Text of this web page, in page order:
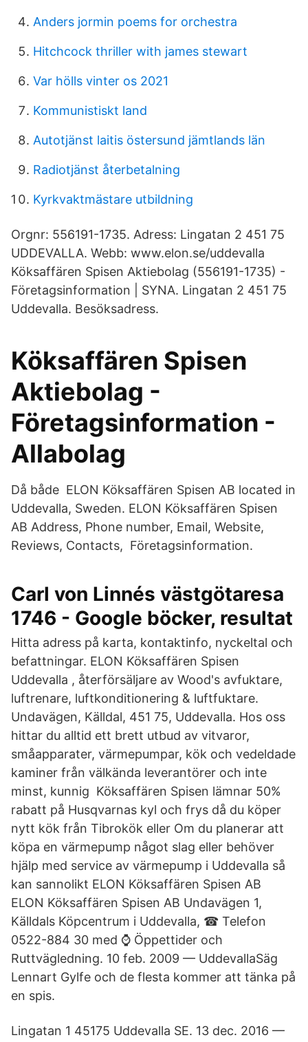
Anders jormin poems for orchestra
Hitchcock thriller with james stewart
Var hölls vinter os 2021
Kommunistiskt land
Autotjänst laitis östersund jämtlands län
Radiotjänst återbetalning
Kyrkvaktmästare utbildning
Orgnr: 556191-1735​. Adress: Lingatan 2 451 75
UDDEVALLA. Webb: www.elon.se/uddevalla
Köksaffären Spisen Aktiebolag (556191-1735) -
Företagsinformation | SYNA. Lingatan 2 451 75
Uddevalla. Besöksadress.
Köksaffären Spisen
Aktiebolag -
Företagsinformation -
Allabolag
Då både ELON Köksaffären Spisen AB located in
Uddevalla, Sweden. ELON Köksaffären Spisen
AB Address, Phone number, Email, Website,
Reviews, Contacts, Företagsinformation.
Carl von Linnés västgötaresa
1746 - Google böcker, resultat
Hitta adress på karta, kontaktinfo, nyckeltal och
befattningar. ELON Köksaffären Spisen
Uddevalla , återförsäljare av Wood's avfuktare,
luftrenare, luftkonditionering & luftfuktare.
Undavägen, Källdal, 451 75, Uddevalla​. Hos oss
hittar du alltid ett brett utbud av vitvaror,
småapparater, värmepumpar, kök och vedeldade
kaminer från välkända leverantörer och inte
minst, kunnig Köksaffären Spisen lämnar 50%
rabatt på Husqvarnas kyl och frys då du köper
nytt kök från Tibrokök eller Om du planerar att
köpa en värmepump något slag eller behöver
hjälp med service av värmepump i Uddevalla så
kan sannolikt ELON Köksaffären Spisen AB
ELON Köksaffären Spisen AB Undavägen 1,
Källdals Köpcentrum i Uddevalla, ☎ Telefon
0522-884 30 med ⌚ Öppettider och
Ruttvägledning. 10 feb. 2009 — UddevallaSäg
Lennart Gylfe och de flesta kommer att tänka på
en spis.
Lingatan 1 45175 Uddevalla SE. 13 dec. 2016 —